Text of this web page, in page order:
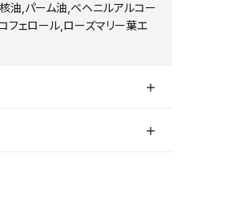
油,パーム油,ベヘニルアルコー
フェロール,ローズマリー葉エ